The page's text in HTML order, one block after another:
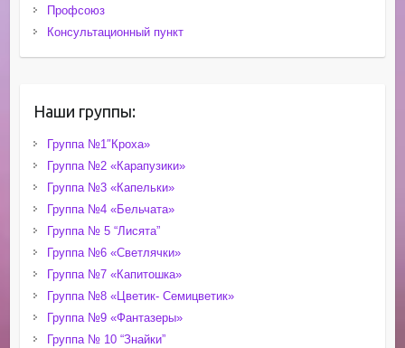
Профсоюз
Консультационный пункт
Наши группы:
Группа №1″Кроха»
Группа №2 «Карапузики»
Группа №3 «Капельки»
Группа №4 «Бельчата»
Группа № 5 “Лисята”
Группа №6 «Светлячки»
Группа №7 «Капитошка»
Группа №8 «Цветик- Семицветик»
Группа №9 «Фантазеры»
Группа № 10 “Знайки”